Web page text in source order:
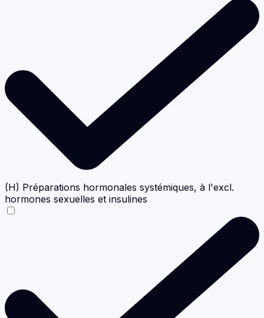
(H) Préparations hormonales systémiques, à l'excl.
hormones sexuelles et insulines